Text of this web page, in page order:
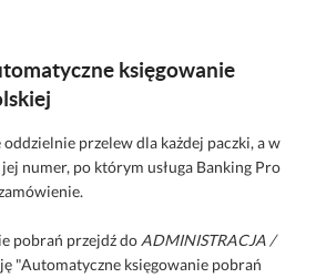
księgowanie
przelew dla każdej paczki, a w
numer, po którym usługa Banking Pro
pobrań przejdź do ADMINISTRACJA /
"Automatyczne księgowanie pobrań